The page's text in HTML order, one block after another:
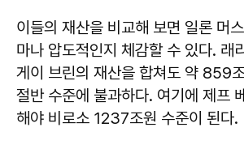
이들의 재산을 비교해 보면 일론 머
마나 압도적인지 체감할 수 있다. 래
게이 브린의 재산을 합쳐도 약 859
절반 수준에 불과하다. 여기에 제프
해야 비로소 1237조원 수준이 된다.